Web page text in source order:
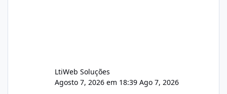
LtiWeb Soluções
Agosto 7, 2026 em 18:39 Ago 7, 2026